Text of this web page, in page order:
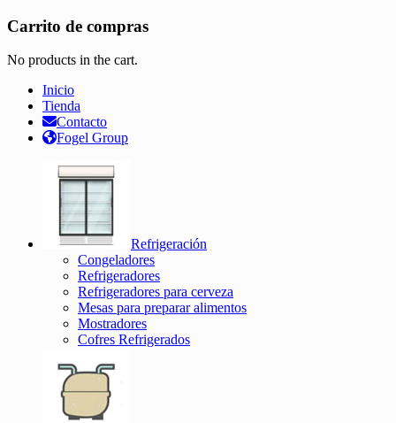
Carrito de compras
No products in the cart.
Inicio
Tienda
Contacto
Fogel Group
Refrigeración
Congeladores
Refrigeradores
Refrigeradores para cerveza
Mesas para preparar alimentos
Mostradores
Cofres Refrigerados